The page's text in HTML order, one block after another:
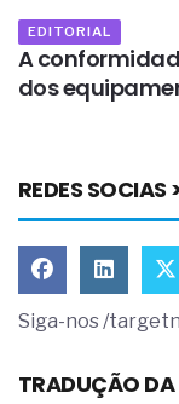
EDITORIAL
A
dos
REDES SOCIAS
Siga-nos /
TRADUÇÃO